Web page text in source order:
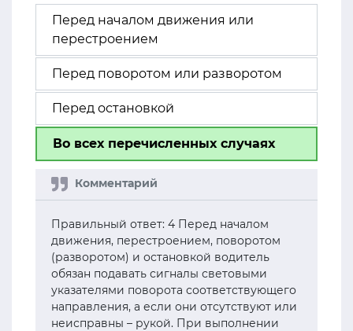
Перед началом движения или
перестроением
Перед поворотом или разворотом
Перед остановкой
Во всех перечисленных случаях
Правильный ответ: 4 Перед началом
движения, перестроением, поворотом
(разворотом) и остановкой водитель
обязан подавать сигналы световыми
указателями поворота соответствующего
направления, а если они отсутствуют или
неисправны – рукой. При выполнении